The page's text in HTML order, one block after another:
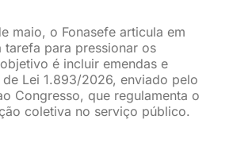
maio, o Fonasefe articula em
tarefa para pressionar os
é incluir emendas e
Lei 1.893/2026, enviado pelo
Congresso, que regulamenta o
coletiva no serviço público.